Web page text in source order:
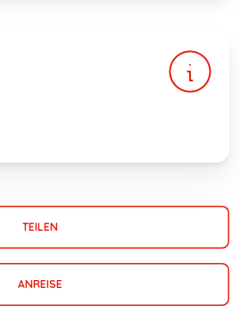
TEILEN
ANREISE